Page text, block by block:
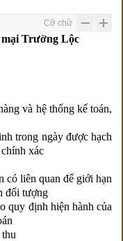
Cỡ chữ
Trường Lộc
và hệ thống kế toán,
trong ngày được hạch
xác
có liên quan để giới hạn
đối tượng
quy định hiện hành của